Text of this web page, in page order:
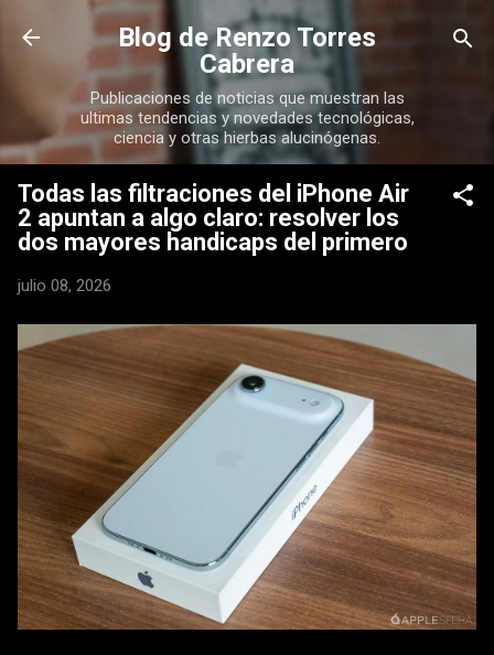
Ir al contenido principal
Blog de Renzo Torres
Cabrera
Publicaciones de noticias que muestran las
ultimas tendencias y novedades tecnológicas,
ciencia y otras hierbas alucinógenas.
Todas las filtraciones del iPhone Air
2 apuntan a algo claro: resolver los
dos mayores handicaps del primero
julio 08, 2026